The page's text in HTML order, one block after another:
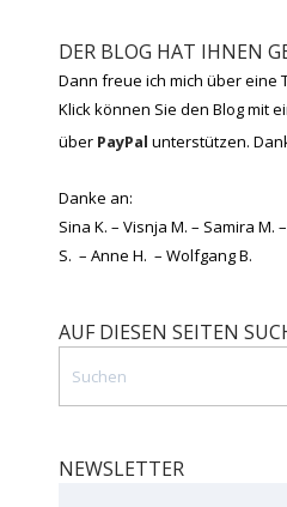
DER BLOG HAT IHNEN
Dann freue ich mich über eine
Klick können Sie den Blog mit
über PayPal unterstützen.
Danke an:
Sina K. – Visnja M. – Samira M.
S. – Anne H. – Wolfgang B.
AUF DIESEN SEITEN
NEWSLETTER